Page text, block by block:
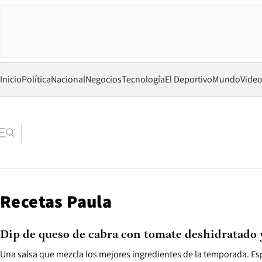
InicioPolíticaNacionalNegociosTecnologíaEl DeportivoMundo
Recetas Paula
Una salsa que mezcla los mejores ingredientes de la temporada.
Dip de queso de cabra con tomate deshidratado